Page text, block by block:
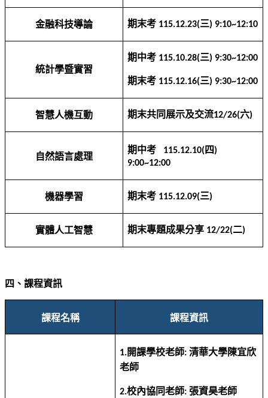
金融科技導論 期末考 115.12.23(三) 9:10~12:10
統計學暨實習
期中考 115.10.28(三) 9:30~12:00
期末考 115.12.16(三) 9:30~12:00
智慧人機互動 期末共同展示及交流12/26(六)
自然語言處理
期中考 115.12.10( 四)
9:00~12:00
機器學習 期末考 115.12.09(三)
實體人工智慧 期末專題成果分享 12/22(二)
四、課程資訊
課程名稱 課程資訊
1.開課學校老師:清華大學陳宜欣
老師
2.校內協同老師: 張資昊老師